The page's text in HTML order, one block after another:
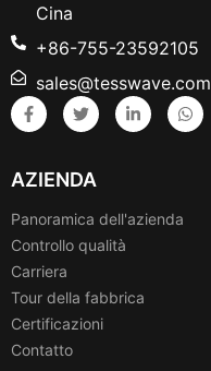
Cina
+86-755-23592105
sales@tesswave.com
AZIENDA
Panoramica dell'azienda
Controllo qualità
Carriera
Tour della fabbrica
Certificazioni
Contatto